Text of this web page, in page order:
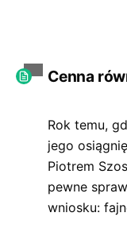
Cenna
Rok temu,
jego
Piotrem
pewne
wniosku: